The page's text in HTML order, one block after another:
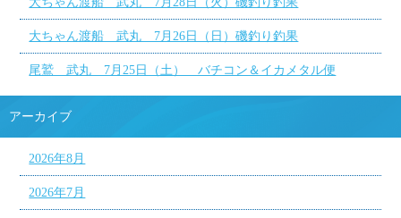
大ちゃん渡船 武丸 7月26日（日）磯釣り釣果
尾鷲 武丸 7月25日（土） バチコン＆イカメタル便
アーカイブ
2026年8月
2026年7月